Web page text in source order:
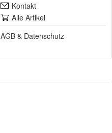
Kontakt
Alle Artikel
AGB & Datenschutz